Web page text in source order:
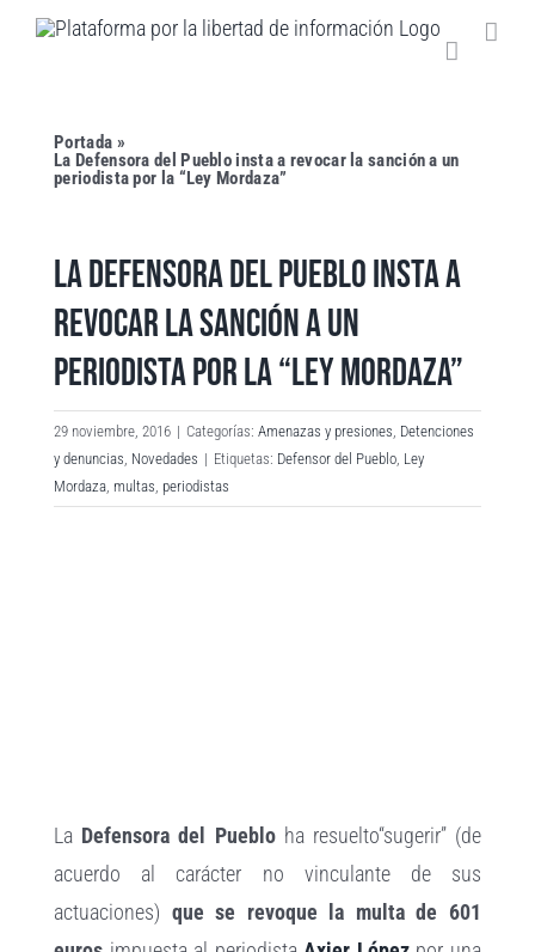
Saltar
Portada »
La Defensora del Pueblo insta a revocar la sanción a un
periodista por la “Ley Mordaza”
LA DEFENSORA DEL PUEBLO INSTA A
REVOCAR LA SANCIÓN A UN
PERIODISTA POR LA “LEY MORDAZA”
29 noviembre, 2016 | Categorías:Amenazas y presiones Detenciones
y denuncias Novedades | Etiquetas: Defensor del Pueblo Ley
Mordaza multas periodistas
La Defensora del Puebloha resuelto“sugerir” (de
acuerdo al carácter no vinculante de sus
actuaciones) que se revoque la multa de 601